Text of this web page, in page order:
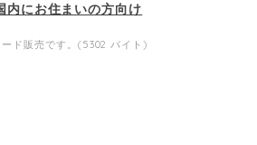
内にお住まいの方向け
ド販売です。(5302 バイト)